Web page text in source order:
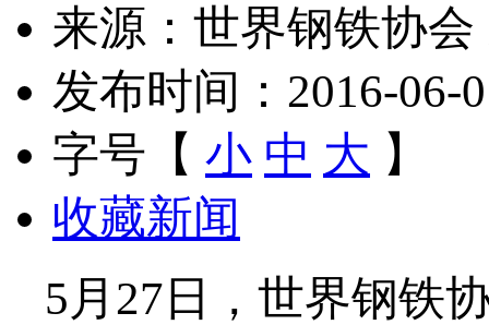
来源：世界钢铁协
发布时间：2016-06-
字号【 小 中 大 】
收藏新闻
5月27日，世界钢铁